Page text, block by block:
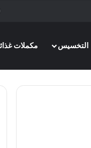
التخسيس مكملات